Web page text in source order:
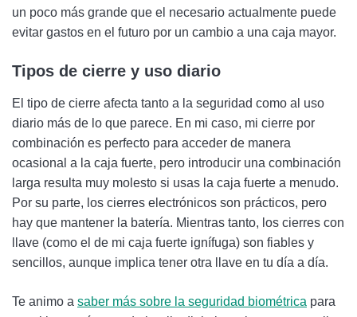
un poco más grande que el necesario actualmente puede
evitar gastos en el futuro por un cambio a una caja mayor.
Tipos de cierre y uso diario
El tipo de cierre afecta tanto a la seguridad como al uso
diario más de lo que parece. En mi caso, mi cierre por
combinación es perfecto para acceder de manera
ocasional a la caja fuerte, pero introducir una combinación
larga resulta muy molesto si usas la caja fuerte a menudo.
Por su parte, los cierres electrónicos son prácticos, pero
hay que mantener la batería. Mientras tanto, los cierres con
llave (como el de mi caja fuerte ignífuga) son fiables y
sencillos, aunque implica tener otra llave en tu día a día.
Te animo a saber más sobre la seguridad biométrica para